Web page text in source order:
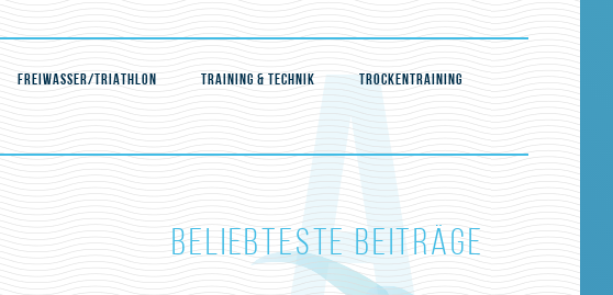
FREIWASSER/TRIATHLON TRAINING & TECHNIK
TROCKENTRAINING
BELIEBTESTE BEITRÄGE